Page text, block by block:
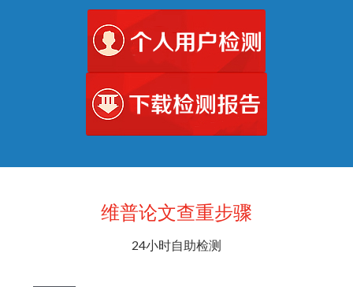
维普论文查重步骤
24小时自助检测